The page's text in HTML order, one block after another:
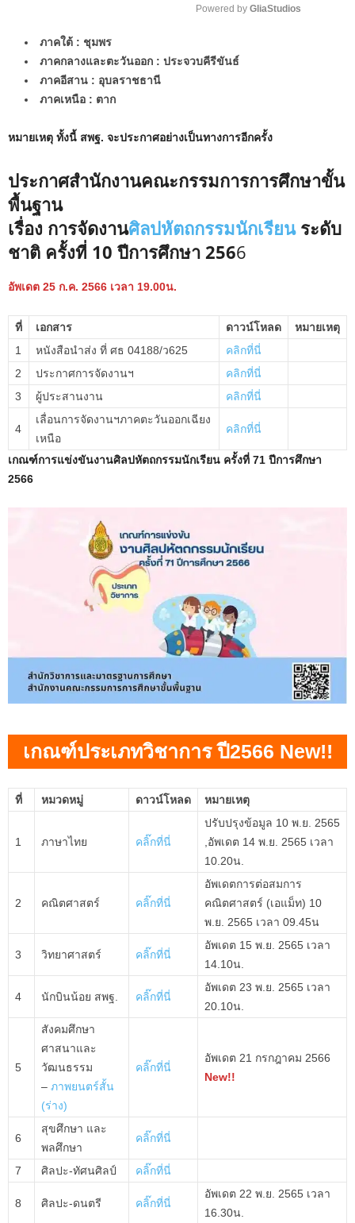
Powered by GliaStudios
ภาคใต้ : ชุมพร
ภาคกลางและตะวันออก : ประจวบคีรีขันธ์
ภาคอีสาน : อุบลราชธานี
ภาคเหนือ : ตาก
หมายเหตุ ทั้งนี้ สพฐ. จะประกาศอย่างเป็นทางการอีกครั้ง
ประกาศสำนักงานคณะกรรมการการศึกษาขั้น
พื้นฐาน
เรื่อง การจัดงานศิลปหัตถกรรมนักเรียนระดับ
ชาติ ครั้งที่ 10 ปีการศึกษา 2566
อัพเดต 25 ก.ค. 2566 เวลา 19.00น.
ที่ เอกสาร ดาวน์โหลด
หมายเหตุ
1
หนังสือนำส่ง ที่ ศธ 04188/ว625
คลิกที่นี่
2
ประกาศการจัดงานฯ
คลิกที่นี่
3
ผู้ประสานงาน คลิกที่นี่
4
เลื่อนการจัดงานฯภาคตะวันออกเฉียง
เหนือ
คลิกที่นี่
เกณฑ์การแข่งขันงานศิลปหัตถกรรมนักเรียน ครั้งที่ 71 ปีการศึกษา
2566
เกณฑ์ประเภทวิชาการ ปี2566 New!!
ที่ หมวดหมู่ ดาวน์โหลด หมายเหตุ
1 ภาษาไทย คลิ๊กที่นี่
ปรับปรุงข้อมูล 10 พ.ย. 2565
,อัพเดต 14 พ.ย. 2565 เวลา
10.20น.
2 คณิตศาสตร์ คลิ๊กที่นี่
อัพเดตการต่อสมการ
คณิตศาสตร์ (เอแม็ท) 10
พ.ย. 2565 เวลา 09.45น
3 วิทยาศาสตร์ คลิ๊กที่นี่
อัพเดต 15 พ.ย. 2565 เวลา
14.10น.
4 นักบินน้อย สพฐ. คลิ๊กที่นี่
อัพเดต 23 พ.ย. 2565 เวลา
20.10น.
5
สังคมศึกษา
ศาสนาและ
วัฒนธรรม
– ภาพยนตร์สั้น
(ร่าง)
คลิ๊กที่นี่
อัพเดต 21 กรกฎาคม 2566
New!!
6
สุขศึกษา และ
พลศึกษา
คลิ๊กที่นี่
7 ศิลปะ-ทัศนศิลป์ คลิ๊กที่นี่
8 ศิลปะ-ดนตรี คลิ๊กที่นี่
อัพเดต 22 พ.ย. 2565 เวลา
16.30น.